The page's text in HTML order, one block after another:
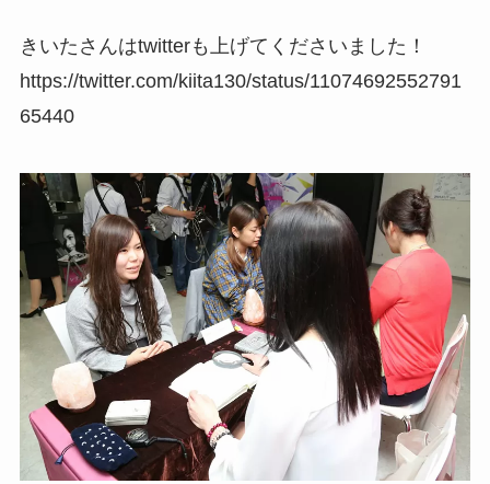
きいたさんはtwitterも上げてくださいました！
https://twitter.com/kiita130/status/11074692552791
65440